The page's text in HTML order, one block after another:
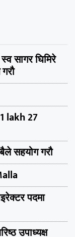
सागर घिमिरे
lakh 27
सहयोग गरौ
पदमा
उपाध्यक्ष